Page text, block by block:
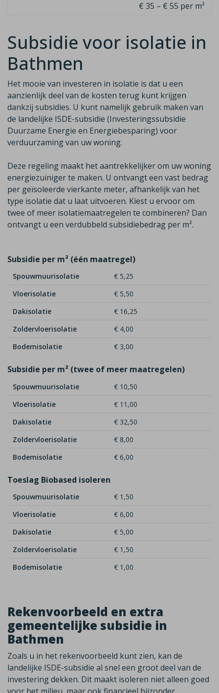
€ 35 – € 55 per m²
Subsidie voor isolatie in
Bathmen
Het mooie van investeren in isolatie is dat u een
aanzienlijk deel van de kosten terug kunt krijgen
dankzij subsidies. U kunt namelijk gebruik maken van
de landelijke ISDE-subsidie (Investeringssubsidie
Duurzame Energie en Energiebesparing) voor
verduurzaming van uw woning.
Deze regeling maakt het aantrekkelijker om uw woning
energiezuiniger te maken. U ontvangt een vast bedrag
per geïsoleerde vierkante meter, afhankelijk van het
type isolatie dat u laat uitvoeren. Kiest u ervoor om
twee of meer isolatiemaatregelen te combineren? Dan
ontvangt u een verdubbeld subsidiebedrag per m².
Subsidie per m² (één maatregel)
Spouwmuurisolatie
€ 5,25
Vloerisolatie
€ 5,50
Dakisolatie
€ 16,25
Zoldervloerisolatie
€ 4,00
Bodemisolatie
€ 3,00
Subsidie per m² (twee of meer maatregelen)
Spouwmuurisolatie
€ 10,50
Vloerisolatie
€ 11,00
Dakisolatie
€ 32,50
Zoldervloerisolatie
€ 8,00
Bodemisolatie
€ 6,00
Toeslag Biobased isoleren
Spouwmuurisolatie
€ 1,50
Vloerisolatie
€ 6,00
Dakisolatie
€ 5,00
Zoldervloerisolatie
€ 1,50
Bodemisolatie
€ 1,00
Rekenvoorbeeld en extra
gemeentelijke subsidie in
Bathmen
Zoals u in het rekenvoorbeeld kunt zien, kan de
landelijke ISDE-subsidie al snel een groot deel van de
investering dekken. Dit maakt isoleren niet alleen goed